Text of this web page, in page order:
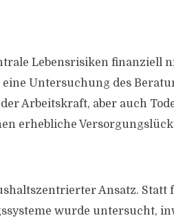
Lebensrisiken finanziell
Untersuchung des
Arbeitskraft, aber auch
erhebliche
Ansatz. Statt
wurde untersucht,